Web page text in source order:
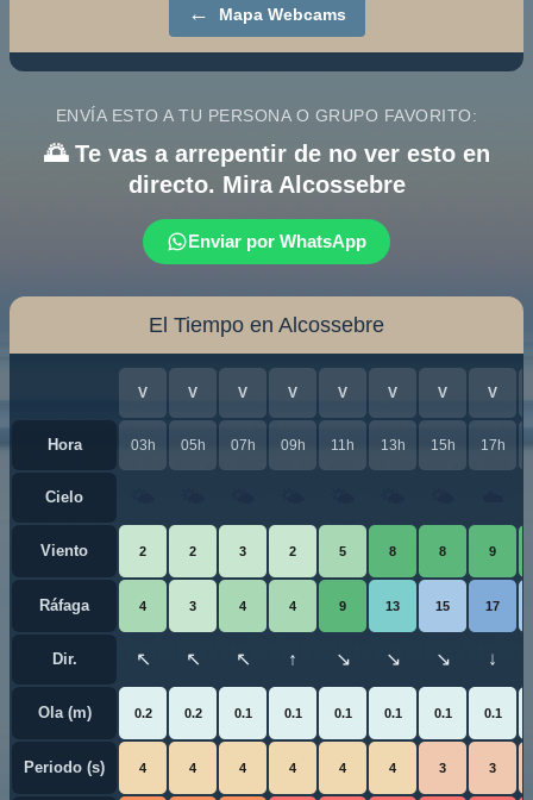
← Mapa Webcams
ENVÍA ESTO A TU PERSONA O GRUPO FAVORITO:
🌅 Te vas a arrepentir de no ver esto en
directo. Mira Alcossebre
Enviar por WhatsApp
El Tiempo en Alcossebre
V V V V V V V V
Hora 03h 05h 07h 09h 11h 13h 15h 17h
Cielo
Viento 2 2 3 2 5 8 8 9
Ráfaga 4 3 4 4 9 13 15 17
Dir. ↖ ↖ ↖ ↑ ↘ ↘ ↘ ↓
Ola (m) 0.2 0.2 0.1 0.1 0.1 0.1 0.1 0.1
Periodo (s) 4 4 4 4 4 4 3 3